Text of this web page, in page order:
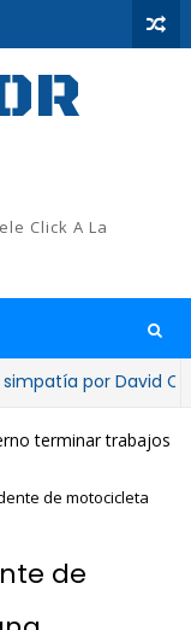
Click A La
David Collado
terminar trabajos
de motocicleta
de